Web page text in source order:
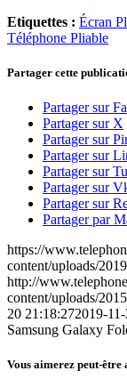
Etiquettes : Écran
Téléphone Pliable
Partager cette
Partager sur
Partager sur X
Partager sur
Partager sur
Partager sur
Partager sur
Partager sur
Partager par
https://
content/uploads/
http://
content/uploads/
20 21:18:272019-
Samsung Galaxy
Vous aimerez peut-être